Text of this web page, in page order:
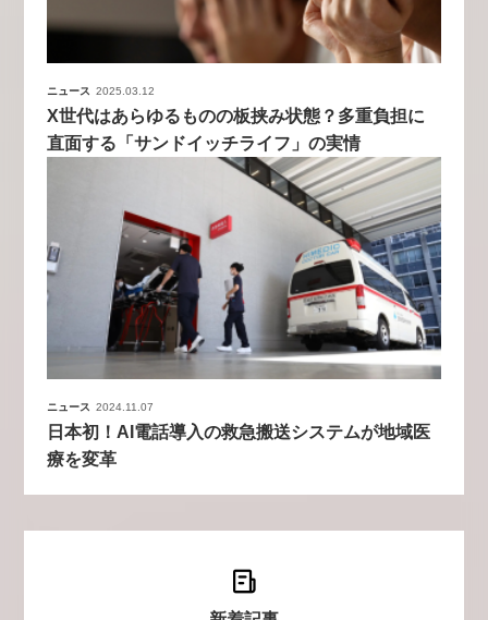
ニュース 2025.03.12
X世代はあらゆるものの板挟み状態？多重負担に
直面する「サンドイッチライフ」の実情
ニュース 2024.11.07
日本初！AI電話導入の救急搬送システムが地域医
療を変革